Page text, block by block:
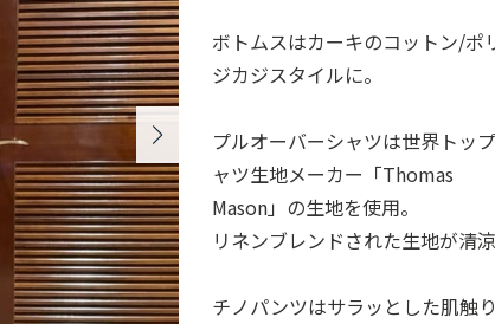
ボトムスはカーキのコットン/ポ
ジカジスタイルに。
プルオーバーシャツは世界トッ
ャツ生地メーカー「Thomas
Mason」の生地を使用。
リネンブレンドされた生地が清
チノパンツはサラッとした肌触